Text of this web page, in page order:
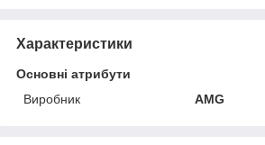
Характеристики
Основні атрибути
Виробник
AMG